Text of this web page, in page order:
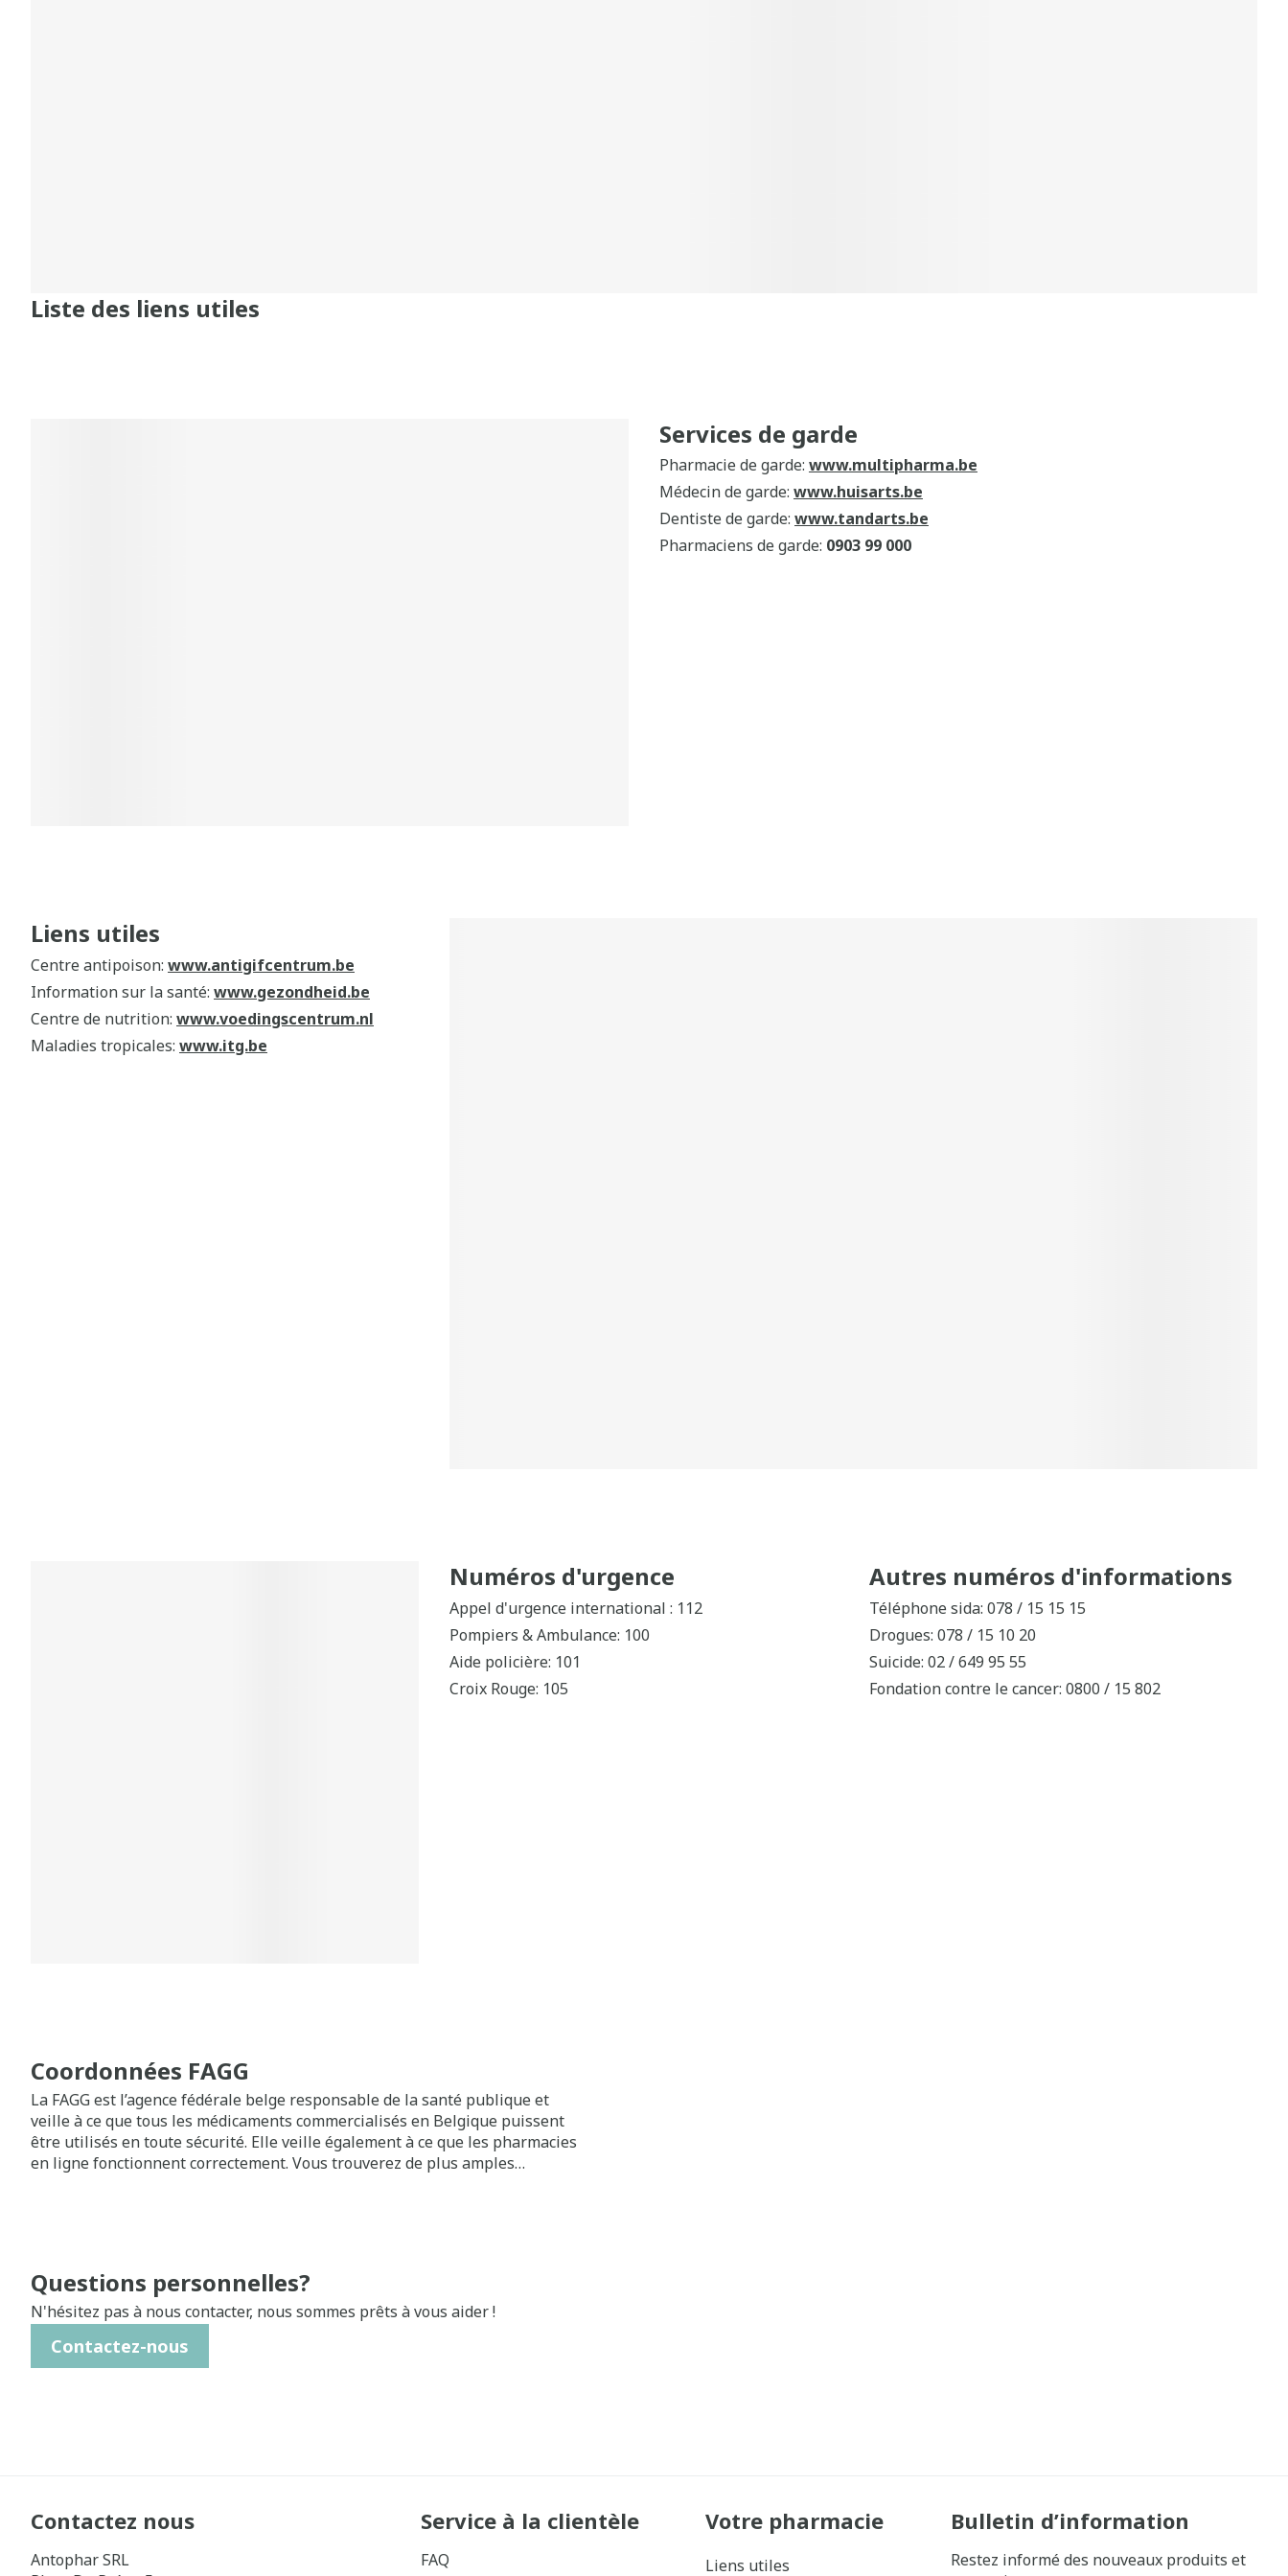
Liste des liens utiles
Services de garde
Pharmacie de garde: www.multipharma.be
Médecin de garde: www.huisarts.be
Dentiste de garde: www.tandarts.be
Pharmaciens de garde: 0903 99 000
Liens utiles
Centre antipoison: www.antigifcentrum.be
Information sur la santé: www.gezondheid.be
Centre de nutrition: www.voedingscentrum.nl
Maladies tropicales: www.itg.be
Numéros d'urgence
Appel d'urgence international : 112
Pompiers & Ambulance: 100
Aide policière: 101
Croix Rouge: 105
Autres numéros d'informations
Téléphone sida: 078 / 15 15 15
Drogues: 078 / 15 10 20
Suicide: 02 / 649 95 55
Fondation contre le cancer: 0800 / 15 802
Coordonnées FAGG
La FAGG est l’agence fédérale belge responsable de la santé publique et
veille à ce que tous les médicaments commercialisés en Belgique puissent
être utilisés en toute sécurité. Elle veille également à ce que les pharmacies
en ligne fonctionnent correctement. Vous trouverez de plus amples
Questions personnelles?
N'hésitez pas à nous contacter, nous sommes prêts à vous aider !
Contactez-nous
Contactez nous
Antophar SRL
Service à la clientèle
FAQ
Votre pharmacie
Liens utiles
Bulletin d’information
Restez informé des nouveaux produits et